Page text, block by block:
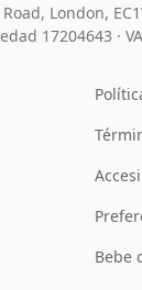
London,
17204643 ·
Bebe